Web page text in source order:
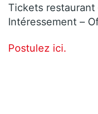
Tickets
Intéressement –
Postulez ici.